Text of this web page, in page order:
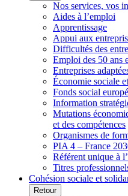
Nos services, vos
Aides à l’emploi
Apprentissage
Appui aux
Difficultés des
Emploi des 50 ans
Entreprises
Économie sociale
Fonds social
Information
Mutations
et des compétences
Organismes de
PIA 4 – France
Référent unique à
Titres
Cohésion sociale et
Retour